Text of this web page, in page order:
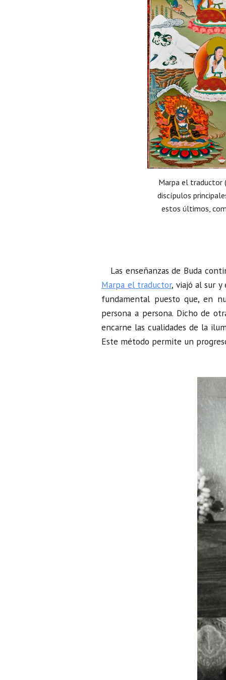
Marpa el traductor
discípulos
estos últimos,
Las enseñanzas de Buda
Marpa el traductor, viajó al sur y
fundamental puesto que, en
persona a persona. Dicho de
encarne las cualidades de la
Este método permite un